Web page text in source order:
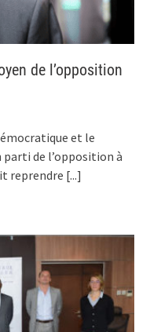
de l’opposition
et le
de l’opposition à
reprendre [...]